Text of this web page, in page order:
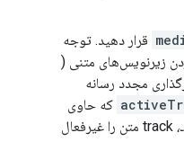
قرار دهید. توجه
زیرنویس‌های متنی (
مجدد رسانه
که حاوی
track متن را غیرفعال